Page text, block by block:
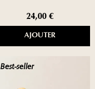
24,00 €
AJOUTER
Best-seller